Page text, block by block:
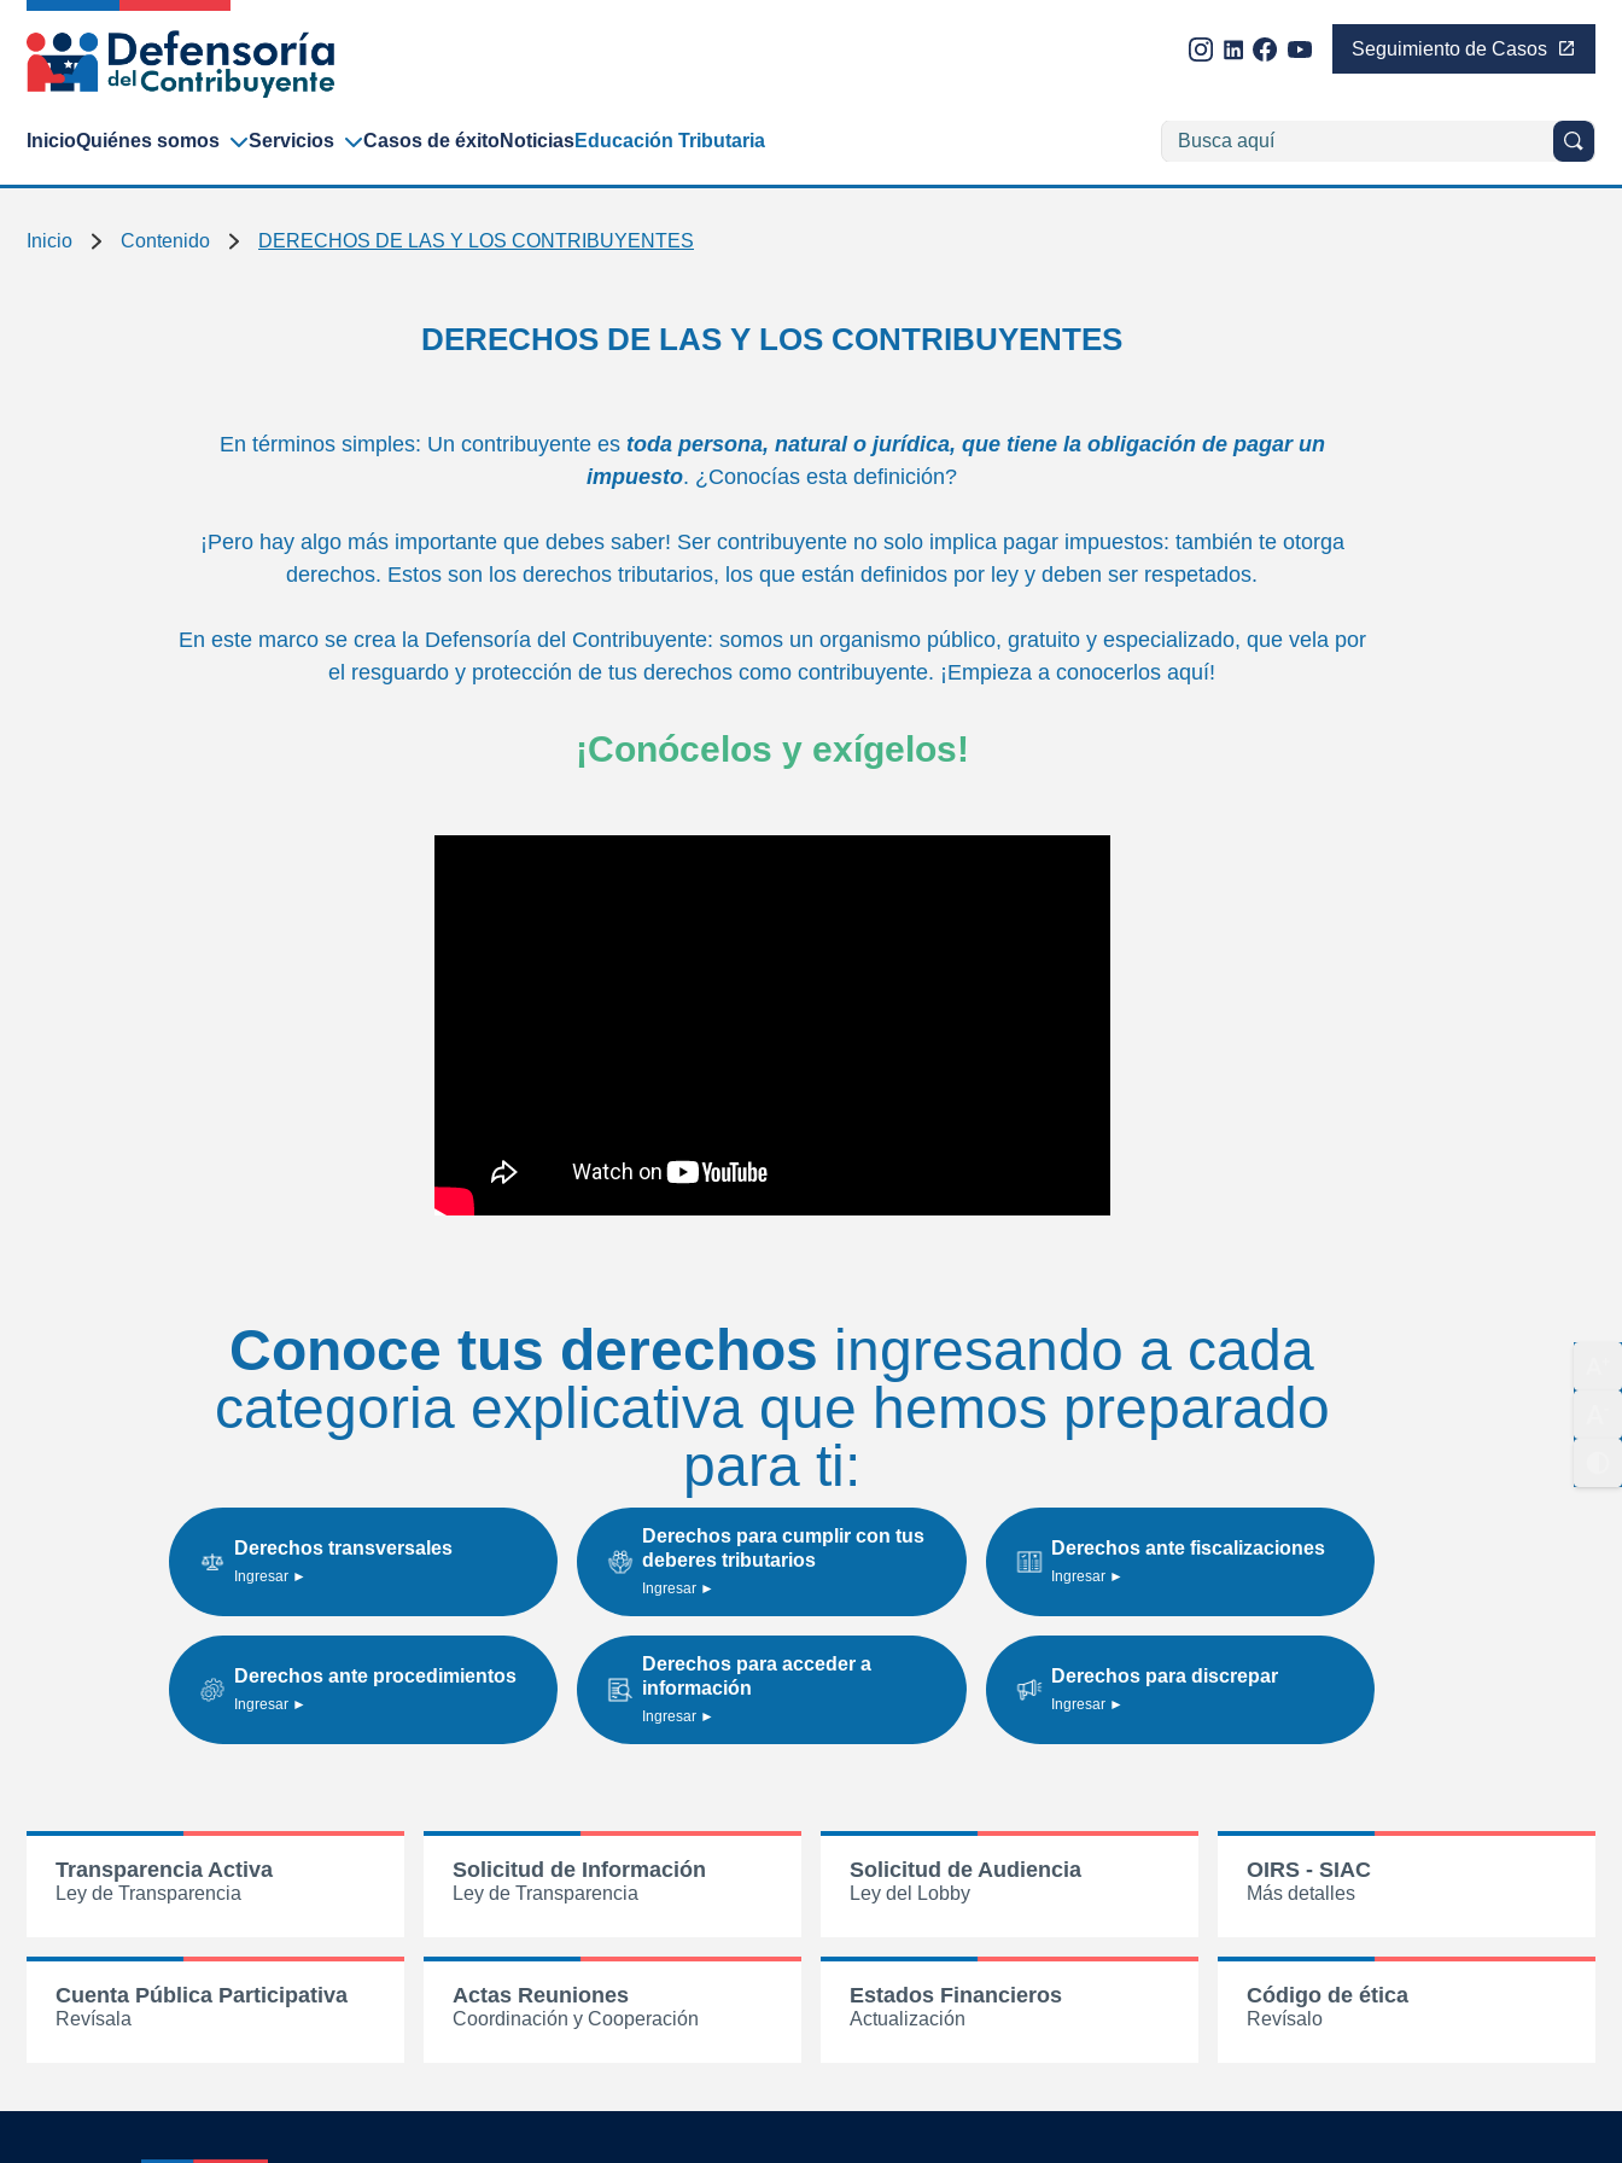
Seguimiento de Casos
InicioQuiénes somos Servicios Casos de éxitoNoticiasEducación Tributaria
Inicio Contenido DERECHOS DE LAS Y LOS CONTRIBUYENTES
DERECHOS DE LAS Y LOS CONTRIBUYENTES
En términos simples: Un contribuyente es toda persona, natural o jurídica, que tiene la obligación de pagar un
impuesto. ¿Conocías esta definición?
¡Pero hay algo más importante que debes saber! Ser contribuyente no solo implica pagar impuestos: también te otorga
derechos. Estos son los derechos tributarios, los que están definidos por ley y deben ser respetados.
En este marco se crea la Defensoría del Contribuyente: somos un organismo público, gratuito y especializado, que vela por
el resguardo y protección de tus derechos como contribuyente. ¡Empieza a conocerlos aquí!
¡Conócelos y exígelos!
Conoce tus derechos ingresando a cada
categoria explicativa que hemos preparado
para ti:
Derechos transversales
Ingresar ►
Derechos para cumplir con tus
deberes tributarios
Ingresar ►
Derechos ante fiscalizaciones
Ingresar ►
Derechos ante procedimientos
Ingresar ►
Derechos para acceder a
información
Ingresar ►
Derechos para discrepar
Ingresar ►
Transparencia Activa
Ley de Transparencia
Solicitud de Información
Ley de Transparencia
Solicitud de Audiencia
Ley del Lobby
OIRS - SIAC
Más detalles
Cuenta Pública Participativa
Revísala
Actas Reuniones
Coordinación y Cooperación
Estados Financieros
Actualización
Código de ética
Revísalo